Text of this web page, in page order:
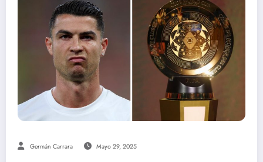
Germán Carrara Mayo 29, 2025